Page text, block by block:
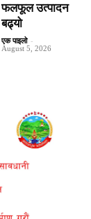
फलफूल उत्पादन
बढ्यो
एक पाइलो -
August 5, 2026